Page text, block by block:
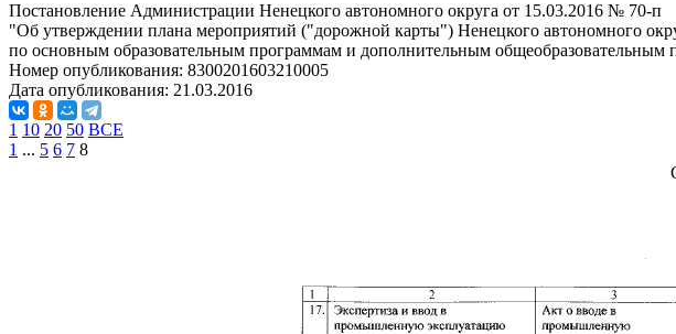
Постановление Администрации Ненецкого автономного округа от 15.03.2016 № 70-п
"Об утверждении плана мероприятий ("дорожной карты") Ненецкого автономного
по основным образовательным программам и дополнительным общеобразовательным
Номер опубликования: 8300201603210005
Дата опубликования: 21.03.2016
1 10 20 50 ВСЕ
1 ... 5 6 7 8